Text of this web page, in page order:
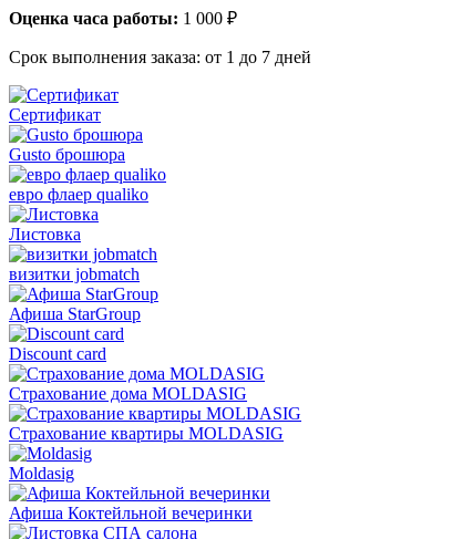
Оценка часа работы: 1 000 ₽
Срок выполнения заказа: от 1 до 7 дней
Сертификат
Gusto брошюра
евро флаер qualiko
Листовка
визитки jobmatch
Афиша StarGroup
Discount card
Страхование дома MOLDASIG
Страхование квартиры MOLDASIG
Moldasig
Афиша Коктейльной вечеринки